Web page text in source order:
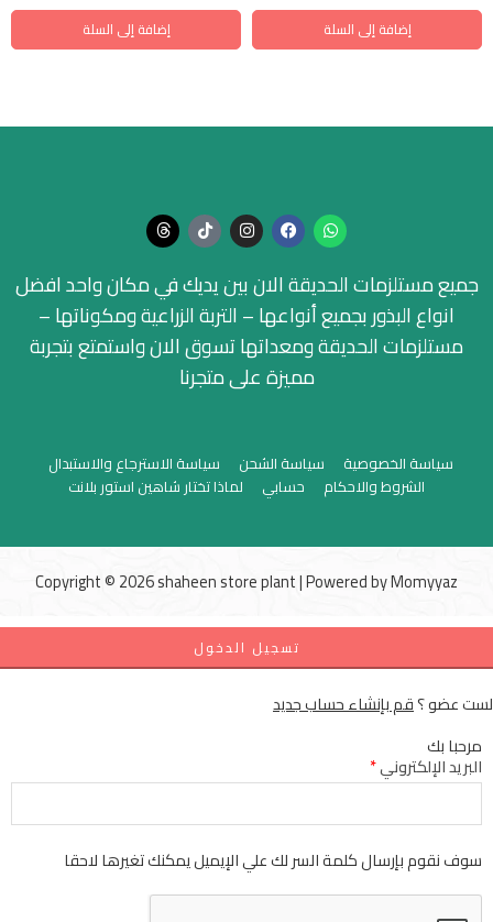
إضافة إلى السلة إضافة إلى السلة
جميع مستلزمات الحديقة الان بين يديك في مكان واحد افضل
انواع البذور بجميع أنواعها – التربة الزراعية ومكوناتها –
مستلزمات الحديقة ومعداتها تسوق الان واستمتع بتجربة
مميزة على متجرنا
سياسة الخصوصية سياسة الشحن
سياسة الاسترجاع والاستبدال
الشروط والاحكام
حسابي لماذا تختار شاهين استور بلانت
Copyright © 2026 shaheen store plant | Powered byMomyyaz
تسجيل الدخول
لست عضو ؟قم بإنشاء حساب جديد
مرحبا بك
البريد الإلكتروني*
سوف نقوم بإرسال كلمة السر لك علي الإيميل يمكنك تغيرها لاحقا